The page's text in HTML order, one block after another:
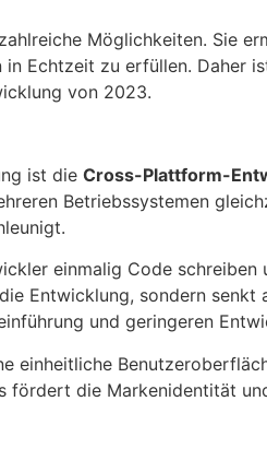
Möglichkeiten. Sie
Echtzeit zu erfüllen. Daher
von 2023.
ist die Cross-Plattform-
Betriebssystemen
einmalig Code schreiben
Entwicklung, sondern senkt
und geringeren
einheitliche
fördert die Markenidentität